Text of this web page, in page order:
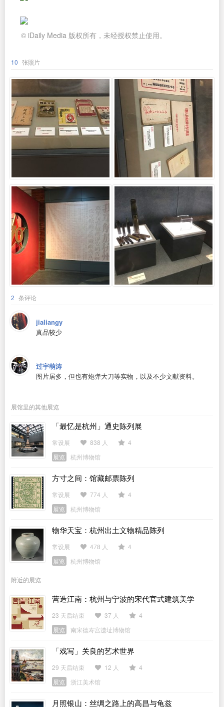
© iDaily Media 版权所有，未经授权禁止使用。
10 张照片
2 条评论
jialiangy
真品较少
过宇萌涛
图片居多，但也有炮弹大刀等实物，以及不少文献资料。
展馆里的其他展览
「最忆是杭州」通史陈列展
常设展 838 人
4
展览
杭州博物馆
方寸之间：馆藏邮票陈列
常设展 774 人
4
展览
杭州博物馆
物华天宝：杭州出土文物精品陈列
常设展 478 人
4
展览
杭州博物馆
附近的展览
营造江南：杭州与宁波的宋代官式建筑美学
23 天后结束 37 人
4
展览
南宋德寿宫遗址博物馆
「戏写」关良的艺术世界
29 天后结束 12 人
4
展览
浙江美术馆
月照银山：丝绸之路上的高昌与龟兹